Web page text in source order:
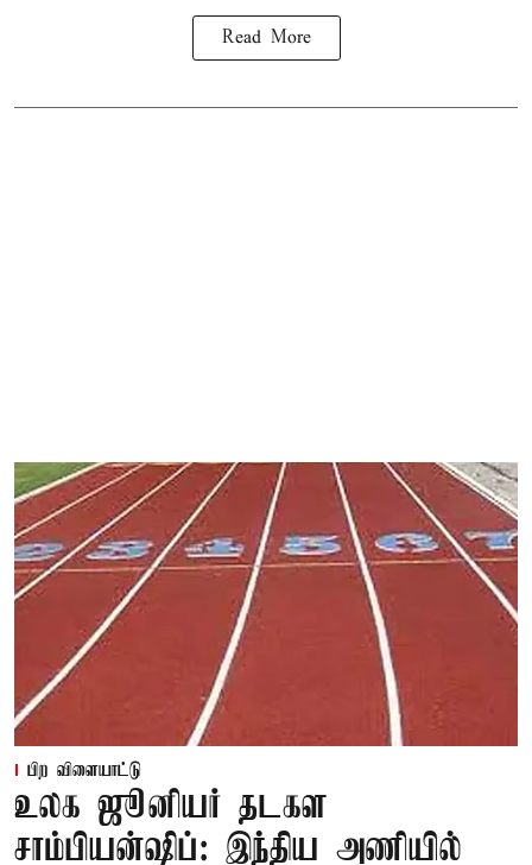
Read More
பிற விளையாட்டு
உலக ஜூனியர் தடகள
சாம்பியன்ஷிப்: இந்திய அணியில்